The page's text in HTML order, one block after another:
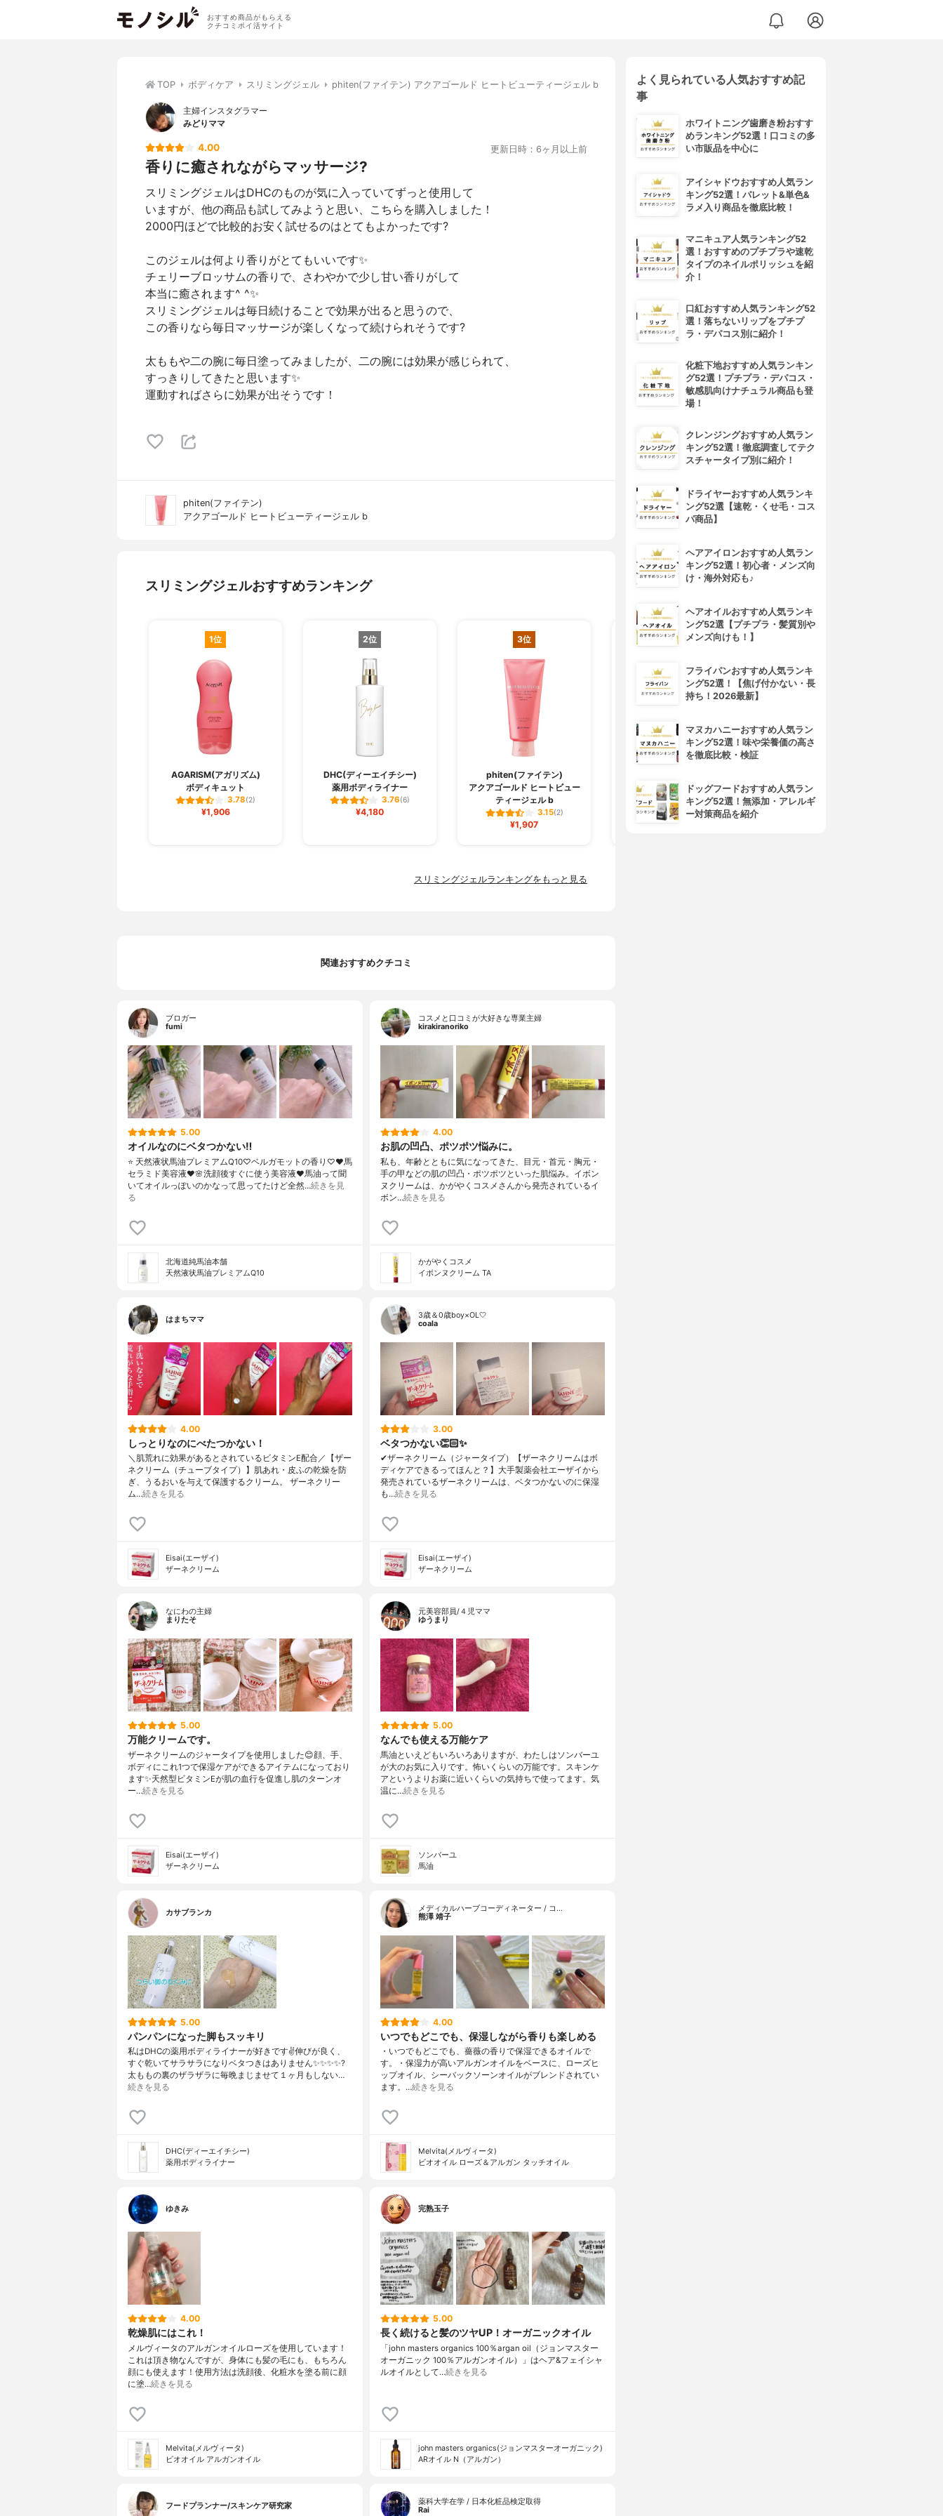
おすすめ商品がもらえる
クチコミポイ活サイト
TOP ボディケア スリミングジェル phiten(ファイテン) アクアゴールド ヒートビューティージェル b
主婦インスタグラマー
みどりママ
4.00 更新日時：6ヶ月以上前
香りに癒されながらマッサージ?
スリミングジェルはDHCのものが気に入っていてずっと使用して
いますが、他の商品も試してみようと思い、こちらを購入しました！
2000円ほどで比較的お安く試せるのはとてもよかったです?
このジェルは何より香りがとてもいいです✨
チェリーブロッサムの香りで、さわやかで少し甘い香りがして
本当に癒されます^ ^✨
スリミングジェルは毎日続けることで効果が出ると思うので、
この香りなら毎日マッサージが楽しくなって続けられそうです?
太ももや二の腕に毎日塗ってみましたが、二の腕には効果が感じられて、
すっきりしてきたと思います✨
運動すればさらに効果が出そうです！
phiten(ファイテン)
アクアゴールド ヒートビューティージェル b
スリミングジェルおすすめランキング
1位
AGARISM(アガリズム)
ボディキュット
3.78(2)
¥1,906
2位
DHC(ディーエイチシー)
薬用ボディライナー
3.76(6)
¥4,180
3位
phiten(ファイテン)
アクアゴールド ヒートビュー
ティージェル b
3.15(2)
¥1,907
4位
ター)
ホットボディジェル
3.15(4)
¥1,998
スキニージム
スリミングジェルランキングをもっと見る
関連おすすめクチコミ
ブロガー
fumi
5.00
オイルなのにベタつかない‼️
⭐️ 天然液状馬油プレミアムQ10♡ベルガモットの香り♡♥︎馬
セラミド美容液♥︎🌸洗顔後すぐに使う美容液♥︎馬油って聞
いてオイルっぽいのかなって思ってたけど全然…続きを見
る
北海道純馬油本舗
天然液状馬油プレミアムQ10
コスメと口コミが大好きな専業主婦
kirakiranoriko
4.00
お肌の凹凸、ポツポツ悩みに。
私も、年齢とともに気になってきた、目元・首元・胸元・
手の甲などの肌の凹凸・ポツポツといった肌悩み。イボン
ヌクリームは、かがやくコスメさんから発売されているイ
ボン…続きを見る
かがやくコスメ
イボンヌクリーム TA
はまちママ
4.00
しっとりなのにべたつかない！
＼肌荒れに効果があるとされているビタミンE配合／【ザー
ネクリーム（チューブタイプ）】肌あれ・皮ふの乾燥を防
ぎ、うるおいを与えて保護するクリーム。 ザーネクリー
ム…続きを見る
Eisai(エーザイ)
ザーネクリーム
3歳＆0歳boy×OL🤍
coala
3.00
ベタつかない👏🏻✨
✔︎ザーネクリーム（ジャータイプ）【ザーネクリームはボ
ディケアできるってほんと？】大手製薬会社エーザイから
発売されているザーネクリームは、ベタつかないのに保湿
も…続きを見る
Eisai(エーザイ)
ザーネクリーム
なにわの主婦
まりたそ
5.00
万能クリームです。
ザーネクリームのジャータイプを使用しました😊顔、手、
ボディにこれ1つで保湿ケアができるアイテムになっており
ます✨天然型ビタミンEが肌の血行を促進し肌のターンオ
ー…続きを見る
Eisai(エーザイ)
ザーネクリーム
元美容部員/４児ママ
ゆうまり
5.00
なんでも使える万能ケア
馬油といえどもいろいろありますが、わたしはソンバーユ
が大のお気に入りです。怖いくらいの万能です。スキンケ
アというよりお薬に近いくらいの気持ちで使ってます。気
温に…続きを見る
ソンバーユ
馬油
カサブランカ
5.00
パンパンになった脚もスッキリ
私はDHCの薬用ボディライナーが好きです✌️伸びが良く、
すぐ乾いてサラサラになりベタつきはありません✨✨✨✨?
太ももの裏のザラザラに毎晩まじませて１ヶ月もしない…
続きを見る
DHC(ディーエイチシー)
薬用ボディライナー
メディカルハーブコーディネーター / コ…
熊澤 靖子
4.00
いつでもどこでも、保湿しながら香りも楽しめる
・いつでもどこでも、薔薇の香りで保湿できるオイルで
す。・保湿力が高いアルガンオイルをベースに、ローズヒ
ップオイル、シーバックソーンオイルがブレンドされてい
ます。…続きを見る
Melvita(メルヴィータ)
ビオオイル ローズ＆アルガン タッチオイル
ゆきみ
4.00
乾燥肌にはこれ！
メルヴィータのアルガンオイルローズを使用しています！
これは頂き物なんですが、身体にも髪の毛にも、もちろん
顔にも使えます！使用方法は洗顔後、化粧水を塗る前に顔
に塗…続きを見る
Melvita(メルヴィータ)
ビオオイル アルガンオイル
完熟玉子
5.00
長く続けると髪のツヤUP！オーガニックオイル
「john masters organics 100％argan oil（ジョンマスター
オーガニック 100％アルガンオイル）」はヘア&フェイシャ
ルオイルとして…続きを見る
john masters organics(ジョンマスターオーガニック)
ARオイル N（アルガン）
フードプランナー/スキンケア研究家
薬科大学在学 / 日本化粧品検定取得
Rai
よく見られている人気おすすめ記
事
ホワイトニング歯磨き粉おすす
めランキング52選！口コミの多
い市販品を中心に
アイシャドウおすすめ人気ラン
キング52選！パレット&単色&
ラメ入り商品を徹底比較！
マニキュア人気ランキング52
選！おすすめのプチプラや速乾
タイプのネイルポリッシュを紹
介！
口紅おすすめ人気ランキング52
選！落ちないリップをプチプ
ラ・デパコス別に紹介！
化粧下地おすすめ人気ランキン
グ52選！プチプラ・デパコス・
敏感肌向けナチュラル商品も登
場！
クレンジングおすすめ人気ラン
キング52選！徹底調査してテク
スチャータイプ別に紹介！
ドライヤーおすすめ人気ランキ
ング52選【速乾・くせ毛・コス
パ商品】
ヘアアイロンおすすめ人気ラン
キング52選！初心者・メンズ向
け・海外対応も♪
ヘアオイルおすすめ人気ランキ
ング52選【プチプラ・髪質別や
メンズ向けも！】
フライパンおすすめ人気ランキ
ング52選！【焦げ付かない・長
持ち！2026最新】
マヌカハニーおすすめ人気ラン
キング52選！味や栄養価の高さ
を徹底比較・検証
ドッグフードおすすめ人気ラン
キング52選！無添加・アレルギ
ー対策商品を紹介